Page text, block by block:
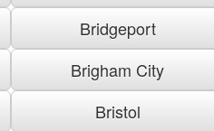
Bridgeport
Brigham City
Bristol